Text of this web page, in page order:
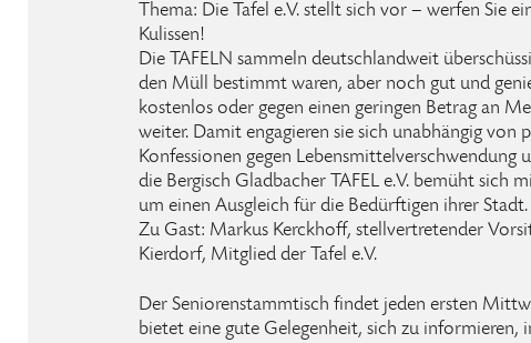
Thema: Die Tafel e.V. stellt sich vor – werfen Sie
Kulissen!
Die TAFELN sammeln deutschlandweit
den Müll bestimmt waren, aber noch gut und
kostenlos oder gegen einen geringen Betrag an
weiter. Damit engagieren sie sich unabhängig von
Konfessionen gegen Lebensmittelverschwendung
die Bergisch Gladbacher TAFEL e.V. bemüht sich
um einen Ausgleich für die Bedürftigen ihrer Stadt.
Zu Gast: Markus Kerckhoff, stellvertretender
Kierdorf, Mitglied der Tafel e.V.
Der Seniorenstammtisch findet jeden ersten
bietet eine gute Gelegenheit, sich zu informieren,